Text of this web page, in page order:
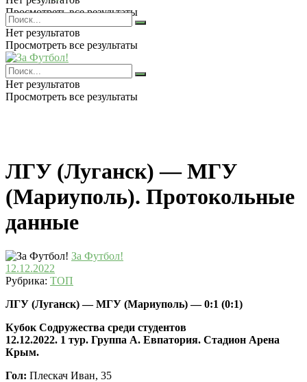
Просмотреть все результаты
Нет результатов
Просмотреть все результаты
Нет результатов
Просмотреть все результаты
ЛГУ (Луганск) — МГУ
(Мариуполь). Протокольные
данные
За Футбол!
12.12.2022
Рубрика: ТОП
ЛГУ (Луганск) — МГУ (Мариуполь) — 0:1 (0:1)
Кубок Содружества среди студентов
12.12.2022. 1 тур. Группа А. Евпатория. Стадион Арена
Крым.
Гол: Плескач Иван, 35